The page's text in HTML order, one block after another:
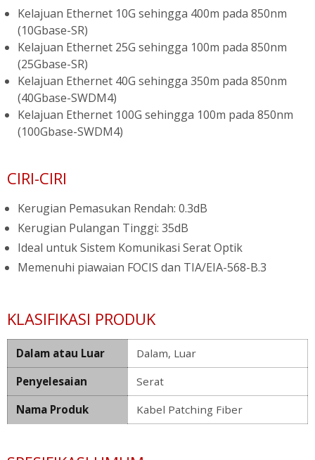
Kelajuan Ethernet 10G sehingga 400m pada 850nm
(10Gbase-SR)
Kelajuan Ethernet 25G sehingga 100m pada 850nm
(25Gbase-SR)
Kelajuan Ethernet 40G sehingga 350m pada 850nm
(40Gbase-SWDM4)
Kelajuan Ethernet 100G sehingga 100m pada 850nm
(100Gbase-SWDM4)
CIRI-CIRI
Kerugian Pemasukan Rendah: 0.3dB
Kerugian Pulangan Tinggi: 35dB
Ideal untuk Sistem Komunikasi Serat Optik
Memenuhi piawaian FOCIS dan TIA/EIA-568-B.3
KLASIFIKASI PRODUK
Dalam atau Luar
Dalam, Luar
Penyelesaian
Serat
Nama Produk
Kabel Patching Fiber